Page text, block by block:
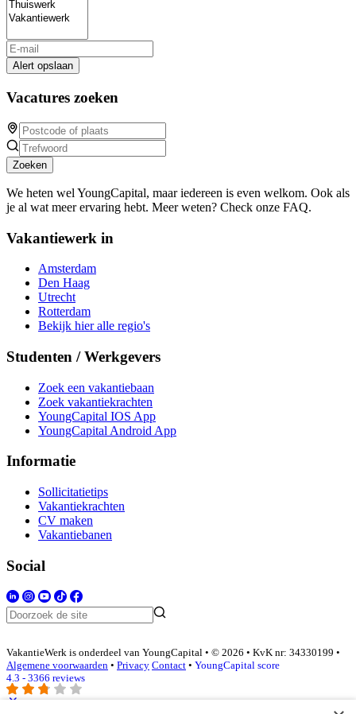
Alert opslaan
Vacatures zoeken
Zoeken
We heten wel YoungCapital, maar iedereen is even welkom. Ook als
je al wat meer ervaring hebt. Meer weten? Check onze FAQ.
Vakantiewerk in
Amsterdam
Den Haag
Utrecht
Rotterdam
Bekijk hier alle regio's
Studenten / Werkgevers
Zoek een vakantiebaan
Zoek vakantiekrachten
YoungCapital IOS App
YoungCapital Android App
Informatie
Sollicitatietips
Vakantiekrachten
CV maken
Vakantiebanen
Social
VakantieWerk is onderdeel van YoungCapital • © 2026 • KvK nr: 34330199 •
Algemene voorwaarden • Privacy Contact • YoungCapital score
4.3 - 3366 reviews